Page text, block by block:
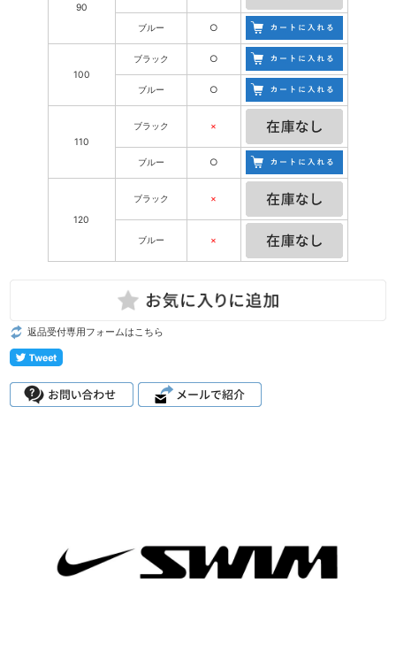
90
ブルー ○
100
ブラック ○
ブルー ○
110
ブラック ×
ブルー ○
120
ブラック ×
ブルー ×
返品受付専用フォームはこちら